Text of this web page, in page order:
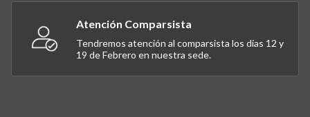
Atención Comparsista
Tendremos atención al comparsista los días 12 y
19 de Febrero en nuestra sede.